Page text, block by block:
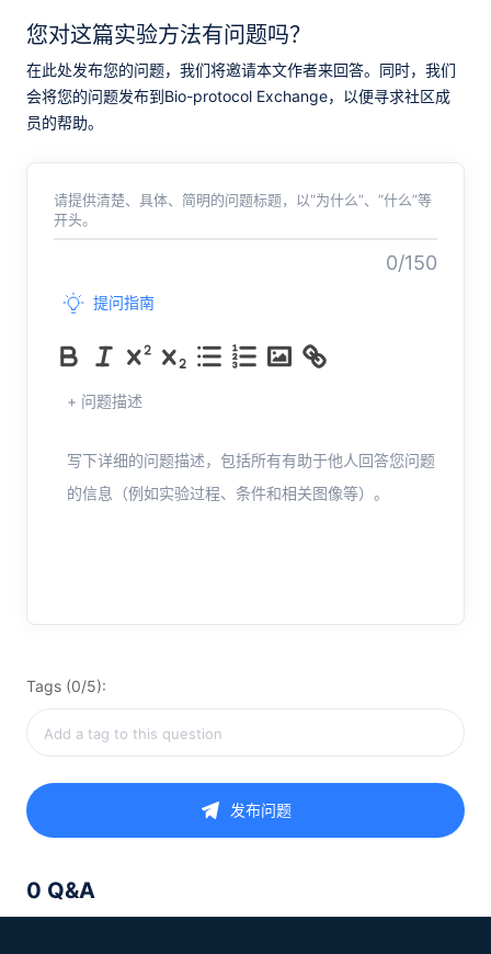
您对这篇实验方法有问题吗？
在此处发布您的问题，我们将邀请本文作者来回答。同时，我们
会将您的问题发布到Bio-protocol Exchange，以便寻求社区成
员的帮助。
请提供清楚、具体、简明的问题标题，以“为什么”、“什么”等
开头。
0/150
提问指南
+ 问题描述
写下详细的问题描述，包括所有有助于他人回答您问题
的信息（例如实验过程、条件和相关图像等）。
Tags (0/5):
发布问题
0 Q&A